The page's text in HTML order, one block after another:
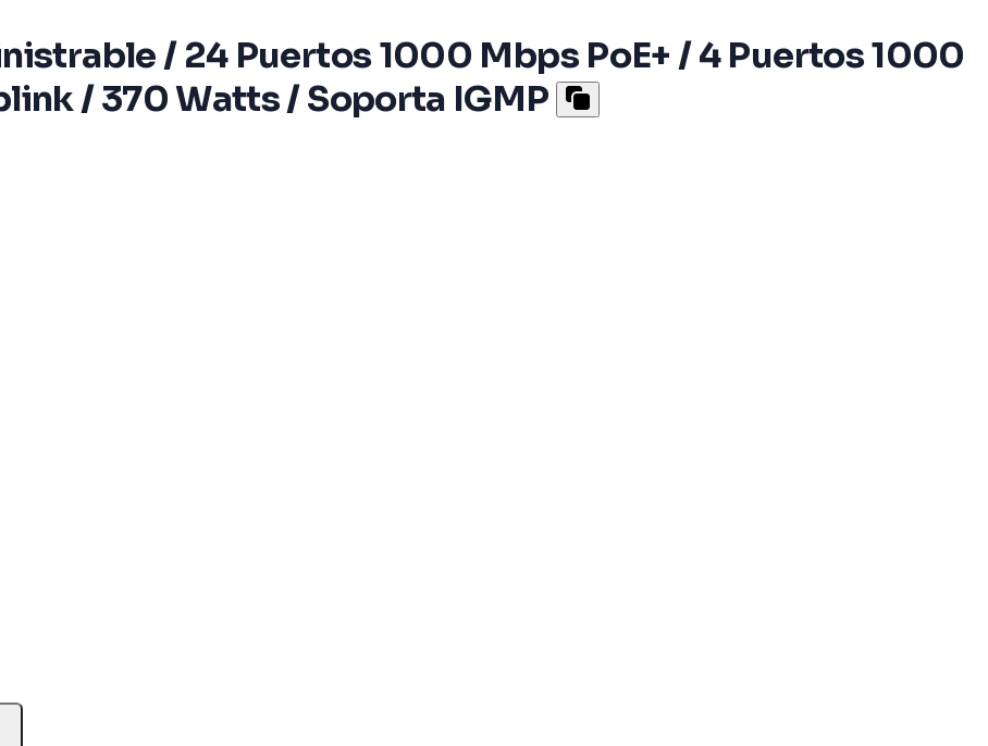
/ 24 Puertos 1000 Mbps PoE+ / 4 Puertos 1000
/ 370 Watts / Soporta IGMP